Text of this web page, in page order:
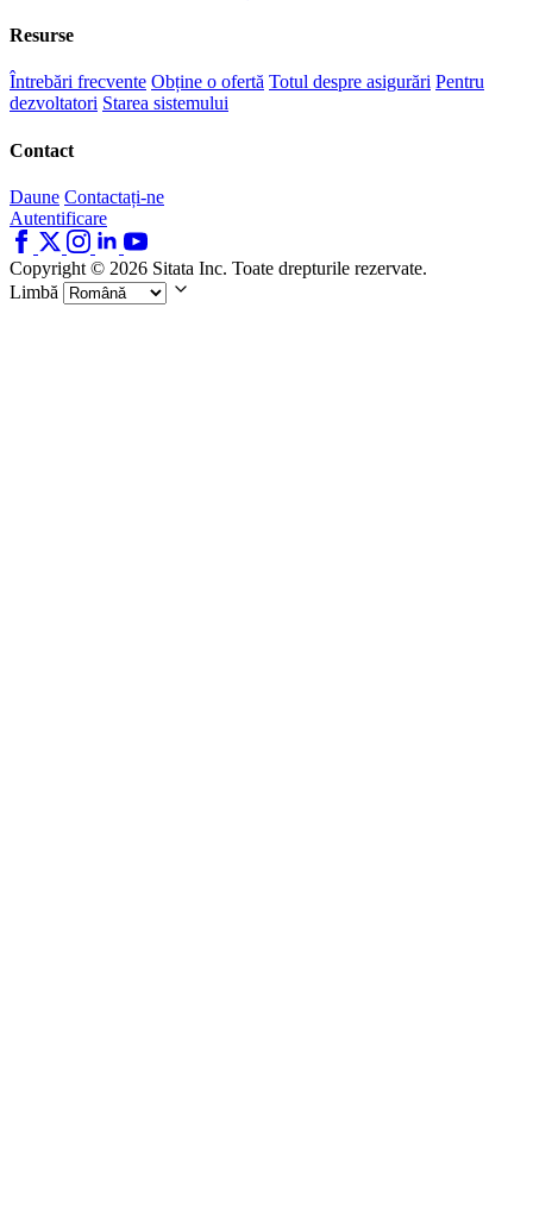
Resurse
Întrebări frecvente Obține o ofertă Totul despre asigurări Pentru
dezvoltatori Starea sistemului
Contact
Daune Contactați-ne
Autentificare
Copyright © 2026 Sitata Inc. Toate drepturile rezervate.
Limbă